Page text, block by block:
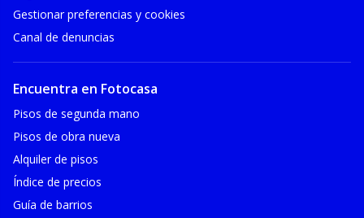
Gestionar preferencias y cookies
Canal de denuncias
Encuentra en Fotocasa
Pisos de segunda mano
Pisos de obra nueva
Alquiler de pisos
Índice de precios
Guía de barrios